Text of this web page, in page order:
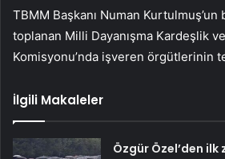
TBMM Başkanı Numan Kurtulmuş’un
toplanan Milli Dayanışma Kardeşlik
Komisyonu’nda işveren örgütlerinin
İlgili Makaleler
Özgür Özel’den